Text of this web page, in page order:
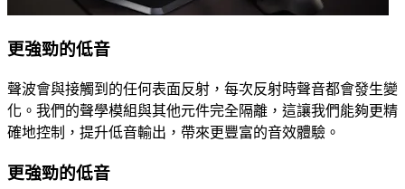
更強勁的低音
聲波會與接觸到的任何表面反射，每次反射時聲音都會發生變
化。我們的聲學模組與其他元件完全隔離，這讓我們能夠更精
確地控制，提升低音輸出，帶來更豐富的音效體驗。
更強勁的低音